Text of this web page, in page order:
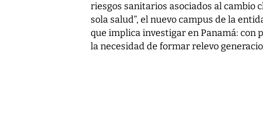
riesgos sanitarios asociados al cambio
sola salud”, el nuevo campus de la
que implica investigar en Panamá: con
la necesidad de formar relevo